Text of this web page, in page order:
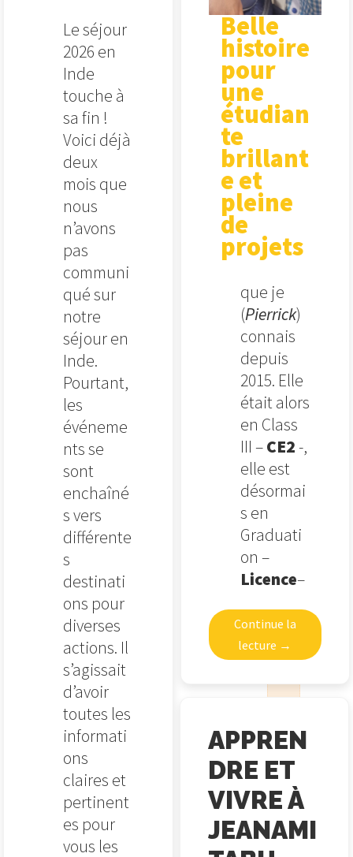
Le séjour
2026 en
Inde
touche à
sa fin !
Voici déjà
deux
mois que
nous
n’avons
pas
communi
qué sur
notre
séjour en
Inde.
Pourtant,
les
événeme
nts se
sont
enchaîné
s vers
différente
s
destinati
ons pour
diverses
actions. Il
s’agissait
d’avoir
toutes les
informati
ons
claires et
pertinent
es pour
vous les
Belle
histoire
pour
une
étudian
te
brillant
e et
pleine
de
projets
que je
(Pierrick)
connais
depuis
2015. Elle
était alors
en Class
III –CE2-,
elle est
désormai
s en
Graduati
on –
Licence–
Continue la
lecture →
APPREN
DRE ET
VIVRE À
JEANAMI